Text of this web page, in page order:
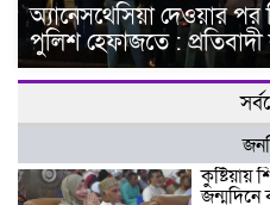
অ্যানেসথেসিয়া দেওয়ার
পুলিশ হেফাজতে : প্রতিবাদী
জন্মদিনে